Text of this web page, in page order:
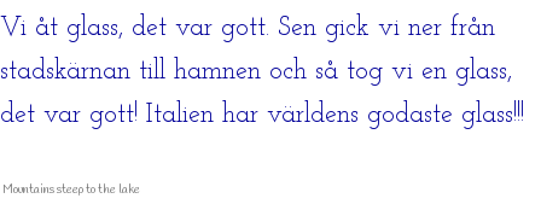
Vi åt glass, det var gott. Sen gick vi ner från
stadskärnan till hamnen och så tog vi en glass,
det var gott! Italien har världens godaste glass!!!
Mountains steep to the lake